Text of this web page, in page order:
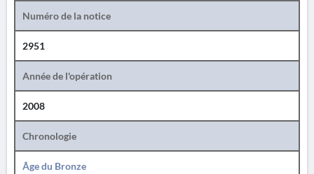
Numéro de la notice
2951
Année de l'opération
2008
Chronologie
Âge du Bronze